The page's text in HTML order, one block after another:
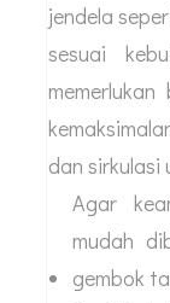
jendela
sesuai
dan sirkulasi
Agar
mudah
gembok